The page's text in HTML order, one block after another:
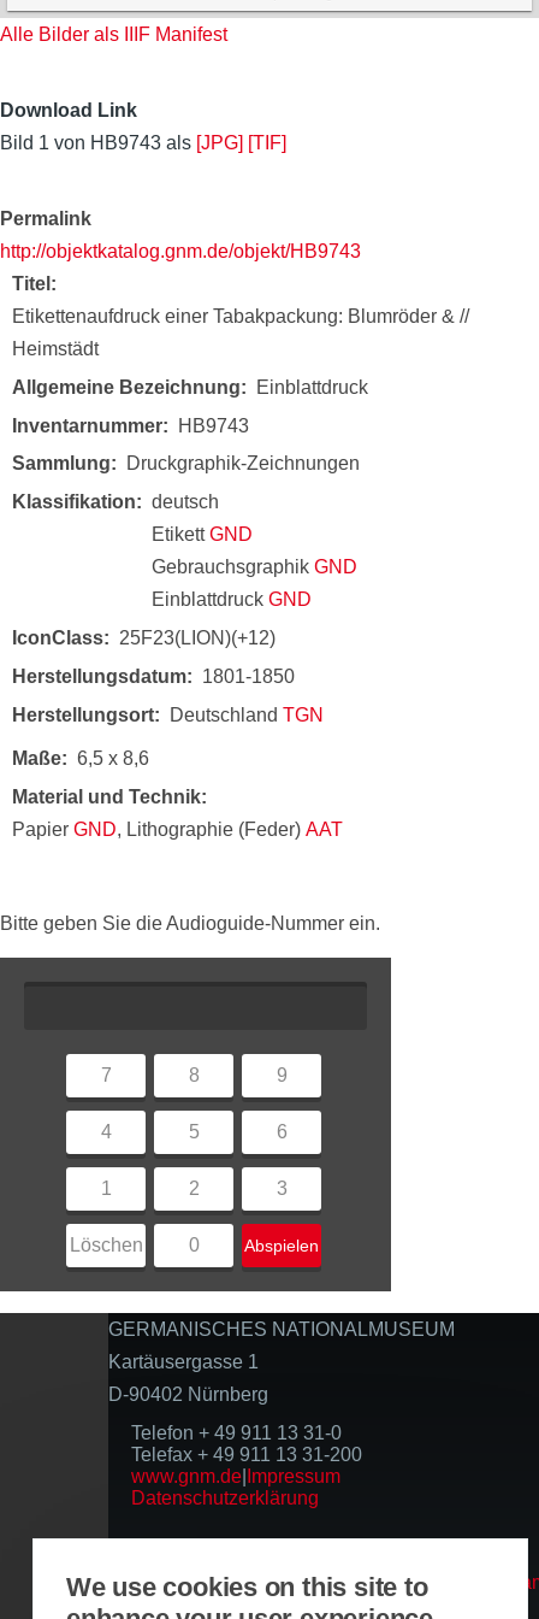
Alle Bilder als IIIF Manifest
Download Link
Bild 1 von HB9743 als [JPG] [TIF]
Permalink
http://objektkatalog.gnm.de/objekt/HB9743
Titel
Etikettenaufdruck einer Tabakpackung: Blumröder & //
Heimstädt
Allgemeine Bezeichnung
Einblattdruck
Inventarnummer
HB9743
Sammlung
Druckgraphik-Zeichnungen
Klassifikation
deutsch
EtikettGND
Gebrauchsgraphik GND
Einblattdruck GND
IconClass
25F23(LION)(+12)
Herstellungsdatum
1801-1850
Herstellungsort
Deutschland TGN
Maße
6,5 x 8,6
Material und Technik
Papier GND, Lithographie (Feder) AAT
Bitte geben Sie die Audioguide-Nummer ein.
7 8 9
4 5 6
1 2 3
Löschen 0 Abspielen
GERMANISCHES NATIONALMUSEUM
Kartäusergasse 1
D-90402 Nürnberg
Telefon + 49 911 13 31-0
Telefax + 49 911 13 31-200
www.gnm.de Impressum
Datenschutzerklärung
We use cookies on this site to